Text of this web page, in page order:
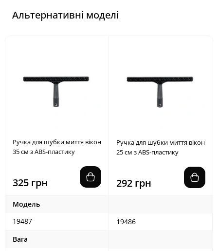
Альтернативні моделі
Ручка для шубки миття вікон
35 см з ABS-пластику
325 грн
Модель
19487
Вага
Ручка для шубки миття вікон
25 см з ABS-пластику
292 грн
19486